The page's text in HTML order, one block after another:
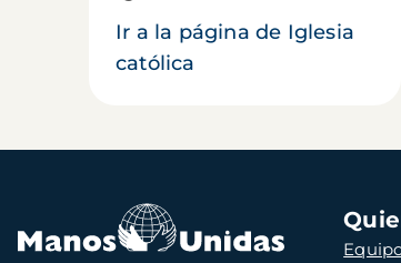
Ir a la página de Iglesia
católica
principal